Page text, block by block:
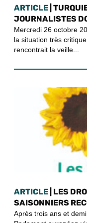
ARTICLE |
JOURNALISTES
Mercredi 26 octobre
la situation très
rencontrait la veille...
ARTICLE | LES
SAISONNIERS
Après trois ans et